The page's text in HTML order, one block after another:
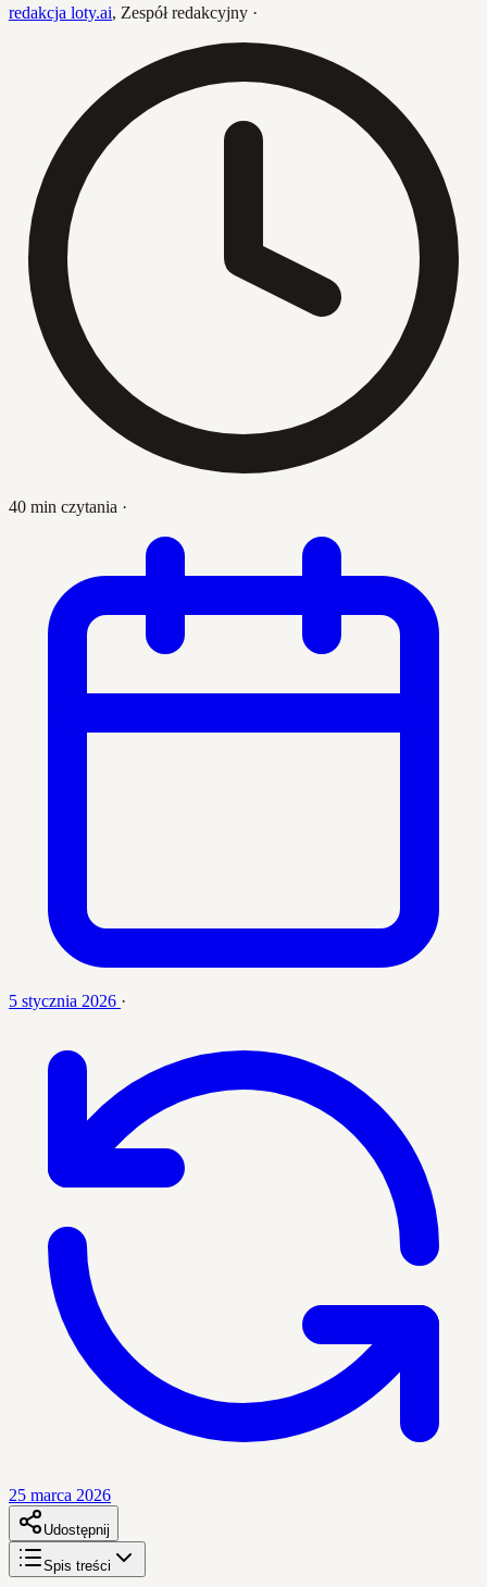
redakcja loty.ai, Zespół redakcyjny ·
40 min czytania ·
5 stycznia 2026 ·
25 marca 2026
Udostępnij
Spis treści